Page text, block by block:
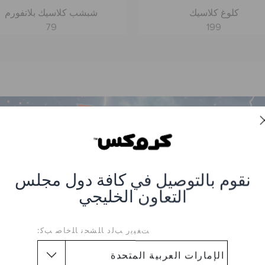
نقوم بالتوصيل في كافة دول مجلس
التعاون الخليجي
ﺖﻐﻴﻳﺭ ﺐﻟﺩ ﺎﻠﺸﺤﻧ ﺎﻠﺧﺎﺻ ﺐﻛ:
شبشب كلاسيك بلاتفورم
79
كلوغ كلاسيك
199